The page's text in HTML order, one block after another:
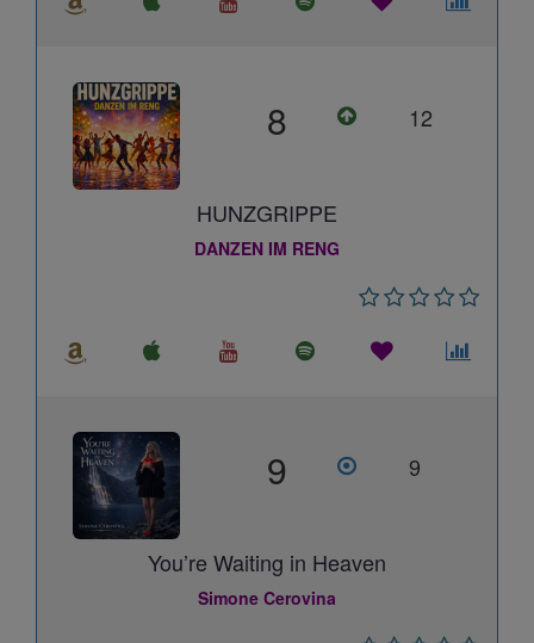
8 12
HUNZGRIPPE
DANZEN IM RENG
9 9
You’re Waiting in Heaven
Simone Cerovina